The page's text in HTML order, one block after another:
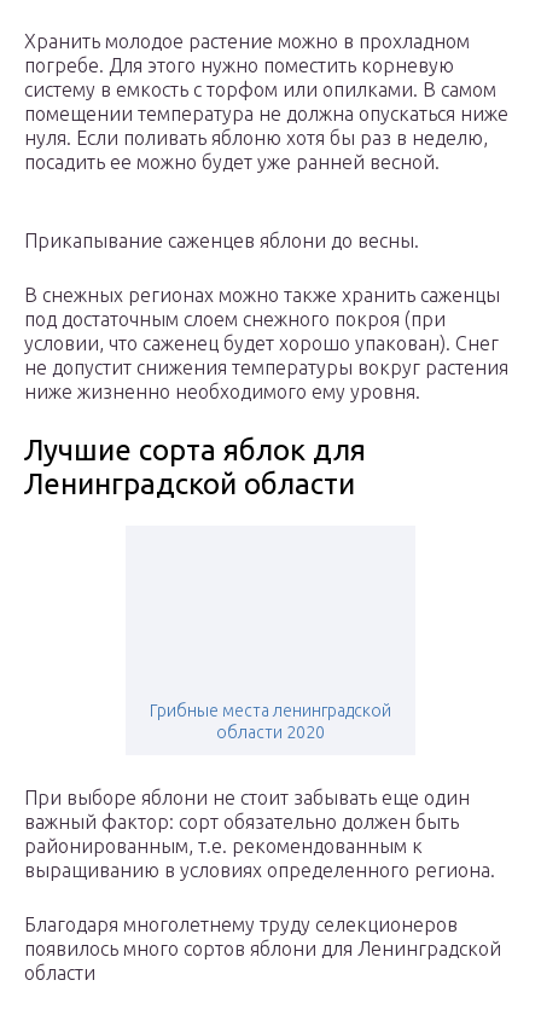
Хранить молодое растение можно в прохладном
погребе. Для этого нужно поместить корневую
систему в емкость с торфом или опилками. В самом
помещении температура не должна опускаться ниже
нуля. Если поливать яблоню хотя бы раз в неделю,
посадить ее можно будет уже ранней весной.
Прикапывание саженцев яблони до весны.
В снежных регионах можно также хранить саженцы
под достаточным слоем снежного покроя (при
условии, что саженец будет хорошо упакован). Снег
не допустит снижения температуры вокруг растения
ниже жизненно необходимого ему уровня.
Лучшие сорта яблок для
Ленинградской области
Грибные места ленинградской
области 2020
При выборе яблони не стоит забывать еще один
важный фактор: сорт обязательно должен быть
районированным, т.е. рекомендованным к
выращиванию в условиях определенного региона.
Благодаря многолетнему труду селекционеров
появилось много сортов яблони для Ленинградской
области